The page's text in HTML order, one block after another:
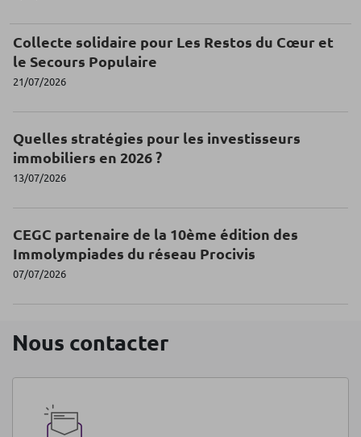
Collecte solidaire pour Les Restos du Cœur et
le Secours Populaire
21/07/2026
Quelles stratégies pour les investisseurs
immobiliers en 2026 ?
13/07/2026
CEGC partenaire de la 10ème édition des
Immolympiades du réseau Procivis
07/07/2026
Nous contacter